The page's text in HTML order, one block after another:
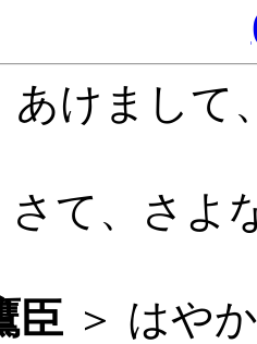
あけまし
さて、さよ
臣 ＞ はや